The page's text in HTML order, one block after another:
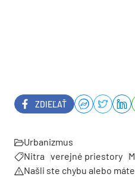
ZDIEĽAŤ
Urbanizmus
Nitra verejné priestory
Našli ste chybu alebo